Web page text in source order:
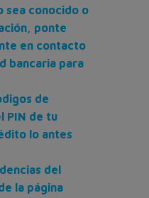
sea conocido o
ponte
en contacto
bancaria para
de
PIN de tu
lo antes
del
la página